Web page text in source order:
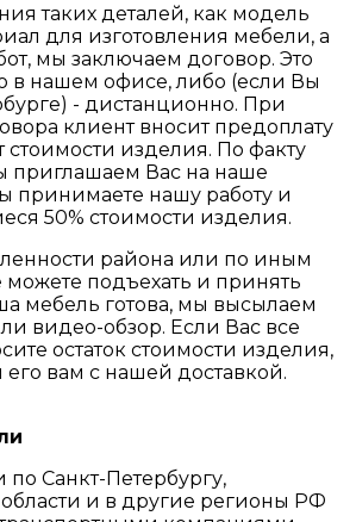
таких деталей, как модель
для изготовления мебели, а
мы заключаем договор. Это
в нашем офисе, либо (если Вы
- дистанционно. При
клиент вносит предоплату
стоимости изделия. По факту
приглашаем Вас на наше
принимаете нашу работу и
50% стоимости изделия.
района или по иным
подъехать и принять
мебель готова, мы высылаем
видео-обзор. Если Вас все
остаток стоимости изделия,
вам с нашей доставкой.
по Санкт-Петербургу,
и в другие регионы РФ